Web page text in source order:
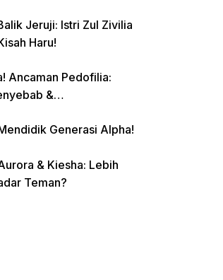
Jeruji: Istri Zul Zivilia
Haru!
Ancaman Pedofilia:
&
Generasi Alpha!
& Kiesha: Lebih
Teman?